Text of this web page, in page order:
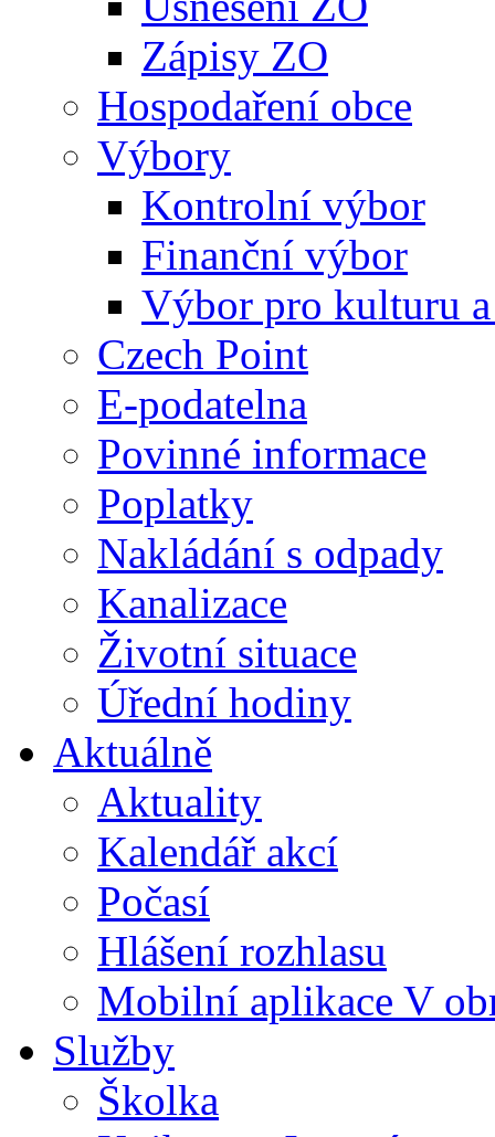
Zápisy ZO
Hospodaření obce
Výbory
Kontrolní výbor
Finanční výbor
Výbor pro kulturu
Czech Point
E-podatelna
Povinné informace
Poplatky
Nakládání s odpady
Kanalizace
Životní situace
Úřední hodiny
Aktuálně
Aktuality
Kalendář akcí
Počasí
Hlášení rozhlasu
Mobilní aplikace V
Služby
Školka